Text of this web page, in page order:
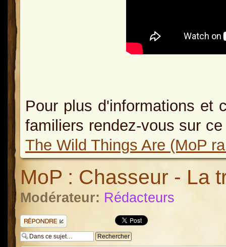
Pour plus d'informations et
familiers rendez-vous sur
The Wild Things Are (MoP
MoP : Chasseur - La
Modérateur: Rédacteurs
Répondre